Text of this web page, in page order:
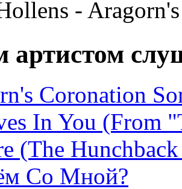
-
артистом
Coronation
In You (From
(The
Со Мной?